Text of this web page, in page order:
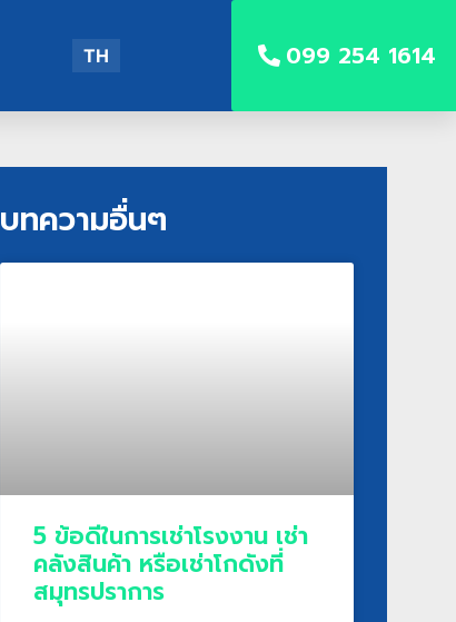
TH 099 254 1614
บทความอื่นๆ
5 ข้อดีในการเช่าโรงงาน เช่า
คลังสินค้า หรือเช่าโกดังที่
สมุทรปราการ